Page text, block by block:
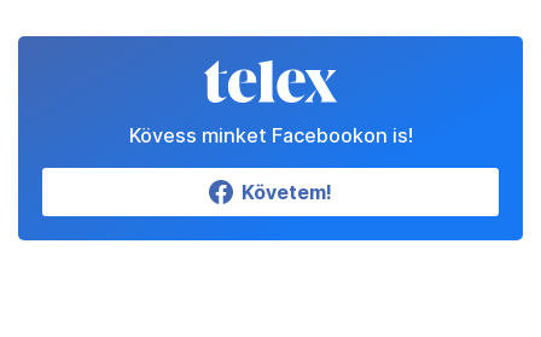
Kövess minket Facebookon is!
Követem!